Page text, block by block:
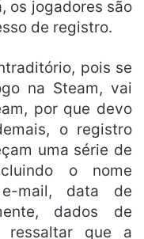
os jogadores são
de registro.
pois se
na Steam, vai
por que devo
o registro
uma série de
o nome
mail, data de
dados de
ressaltar que a